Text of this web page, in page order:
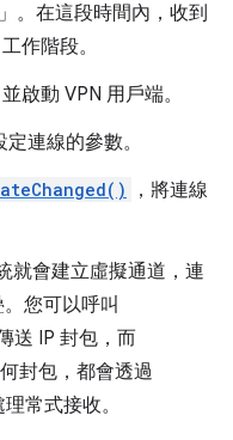
。在這段時間內，收到
作階段。
啟動 VPN 用戶端。
定連線的參數。
，將連線
就會建立虛擬通道，連
您可以呼叫
送 IP 封包，而
封包，都會透過
常式接收。